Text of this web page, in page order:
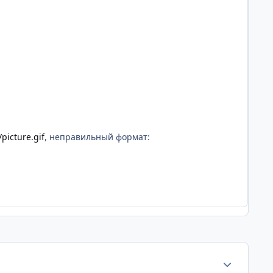
picture.gif, неправильный формат: